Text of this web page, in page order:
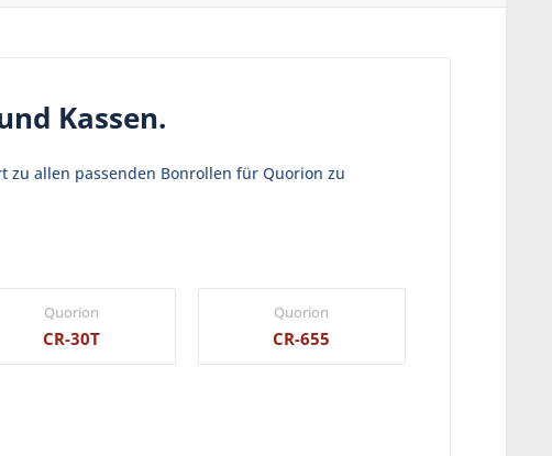
Kassen.
zu allen passenden Bonrollen für Quorion zu
Quorion
CR-30T
Quorion
CR-655